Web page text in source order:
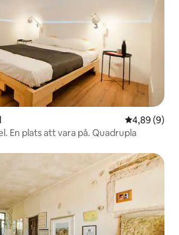
4,89 av 5 i
4,89 (9)
En plats att vara på. Quadrupla